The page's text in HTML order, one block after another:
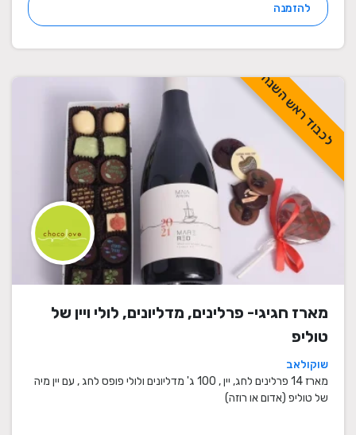
להזמנה
לכבוד ראש השנה
מארז חגיגי- פרלינים, מדליונים, לולי ויין של
טוליפ
שוקולאב
מארז 14 פרלינים לחג, יין , 100 ג' מדליונים ולולי פופס לחג , עם יין מיה
של טוליפ (אדום או רוזה)